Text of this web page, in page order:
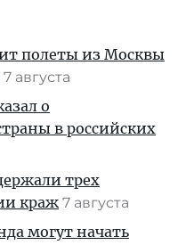
полеты из Москвы
7 августа
о
в российских
трех
краж 7 августа
могут начать